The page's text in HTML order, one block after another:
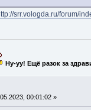
srr.vologda.ru/forum/
Ну-уу! Ещё разок за
00:01:02 »